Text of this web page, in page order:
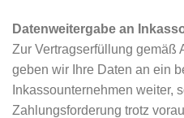
Datenweitergabe an
Zur Vertragserfüllung gemäß
geben wir Ihre Daten an ein
Inkassounternehmen weiter,
Zahlungsforderung trotz